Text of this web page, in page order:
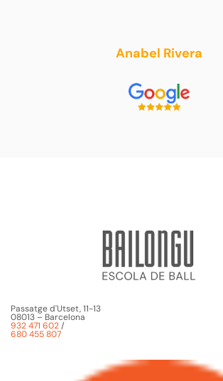
Anabel Rivera
Passatge d'Utset, 11-13
08013 – Barcelona
932 471 602/
680 455 807